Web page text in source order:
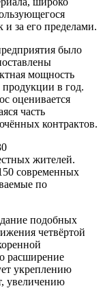
за его пределами.
было
мощность
продукции в год.
оценивается
часть
контрактов.
жителей.
современных
по
подобных
четвёртой
расширение
укреплению
увеличению